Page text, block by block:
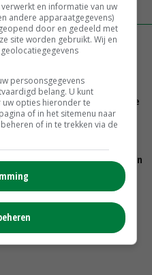
zet door in Nederlandse
komt bovenop droogste
stopt met veetransport tussen
moet
in Limburg
en informatie van uw
andere apparaatgegevens)
door en gedeeld met
site worden gebruikt. Wij en
persoonsgegevens
belang. U kunt
opties hieronder te
of in het sitemenu naar
of in te trekken via de